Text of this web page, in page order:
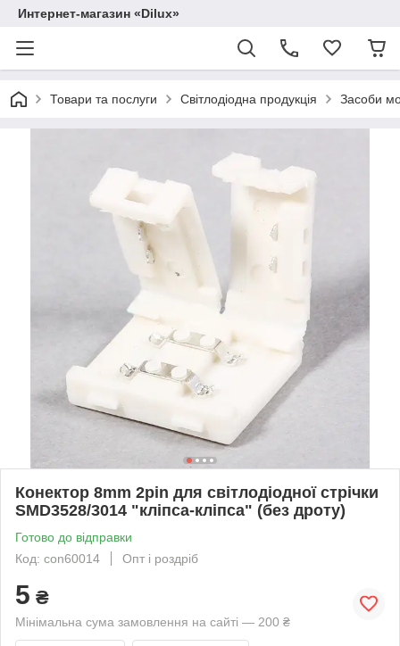
Интернет-магазин «Dilux»
Товари та послуги Світлодіодна продукція Засоби
Конектор 8mm 2pin для світлодіодної стрічки
SMD3528/3014 "кліпса-кліпса" (без дроту)
Готово до відправки
Код: con60014
Опт і роздріб
5 ₴
Мінімальна сума замовлення на сайті — 200 ₴